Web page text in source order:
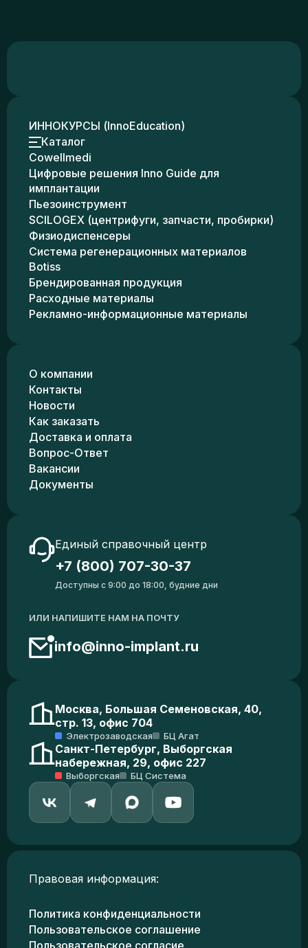
ИННОКУРСЫ (InnoEducation)
Каталог
Cowellmedi
Цифровые решения Inno Guide для
имплантации
Пьезоинструмент
SCILOGEX (центрифуги, запчасти, пробирки)
Физиодиспенсеры
Система регенерационных материалов
Botiss
Брендированная продукция
Расходные материалы
Рекламно-информационные материалы
О компании
Контакты
Новости
Как заказать
Доставка и оплата
Вопрос-Ответ
Вакансии
Документы
Единый справочный центр
+7 (800) 707-30-37
Доступны с 9:00 до 18:00, будние дни
ИЛИ НАПИШИТЕ НАМ НА ПОЧТУ
info@inno-implant.ru
Москва, Большая Семеновская, 40,
стр. 13, офис 704
Электрозаводская БЦ Агат
Санкт-Петербург, Выборгская
набережная, 29, офис 227
Выборгская БЦ Система
Правовая информация:
Политика конфиденциальности
Пользовательское соглашение
Пользовательское согласие